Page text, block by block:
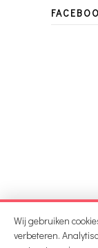
© 2026 Vroondaal
Wij gebruiken
verbeteren.